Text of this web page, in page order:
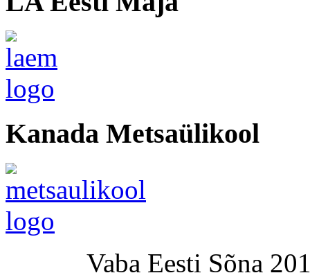
Kanada Metsaülikool
Vaba Eesti Sõna